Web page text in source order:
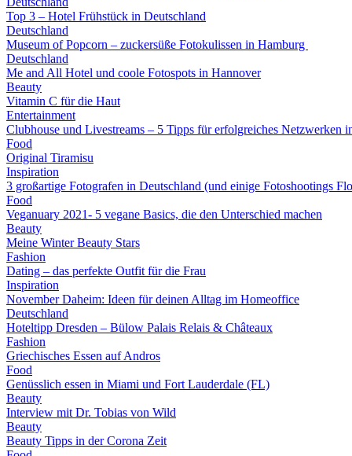
Top 3 – Hotel Frühstück in Deutschland
Deutschland
Museum of Popcorn – zuckersüße Fotokulissen in Hamburg
Deutschland
Me and All Hotel und coole Fotospots in Hannover
Beauty
Vitamin C für die Haut
Entertainment
Clubhouse und Livestreams – 5 Tipps für erfolgreiches Netzwerken
Food
Original Tiramisu
Inspiration
3 großartige Fotografen in Deutschland (und einige Fotoshootings
Food
Veganuary 2021- 5 vegane Basics, die den Unterschied machen
Beauty
Meine Winter Beauty Stars
Fashion
Dating – das perfekte Outfit für die Frau
Inspiration
November Daheim: Ideen für deinen Alltag im Homeoffice
Deutschland
Hoteltipp Dresden – Bülow Palais Relais & Châteaux
Fashion
Griechisches Essen auf Andros
Food
Genüsslich essen in Miami und Fort Lauderdale (FL)
Beauty
Interview mit Dr. Tobias von Wild
Beauty
Beauty Tipps in der Corona Zeit